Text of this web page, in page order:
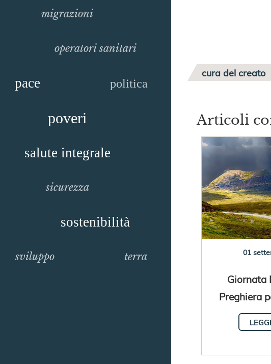
migrazioni
operatori sanitari
pace politica
poveri
salute integrale
sicurezza
sostenibilità
sviluppo terra
cura del creato
Articoli
01
Giornata
Preghiera
Creato
la